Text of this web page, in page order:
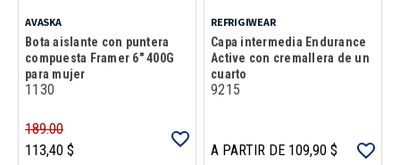
AVASKA
Bota aislante con puntera
compuesta Framer 6" 400G
para mujer
1130
189.00
113,40 $
REFRIGIWEAR
Capa intermedia Endurance
Active con cremallera de un
cuarto
9215
A PARTIR DE 109,90 $